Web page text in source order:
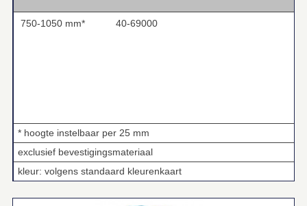
750-1050 mm* 40-69000
* hoogte instelbaar per 25 mm
exclusief bevestigingsmateriaal
kleur: volgens standaard kleurenkaart